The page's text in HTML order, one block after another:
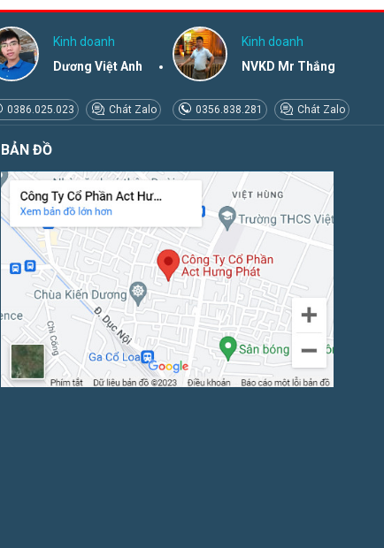
Kinh doanh
Dương Việt Anh
0386.025.023 Chát Zalo
Kinh doanh
NVKD Mr Thắng
0356.838.281 Chát Zalo
BẢN ĐỒ